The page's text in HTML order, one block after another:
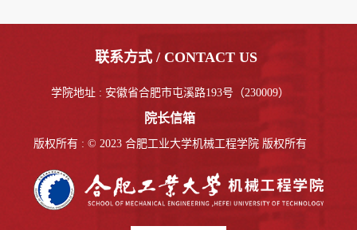
联系方式 / CONTACT US
学院地址 : 安徽省合肥市屯溪路193号（230009）
院长信箱
版权所有 : © 2023 合肥工业大学机械工程学院 版权所有